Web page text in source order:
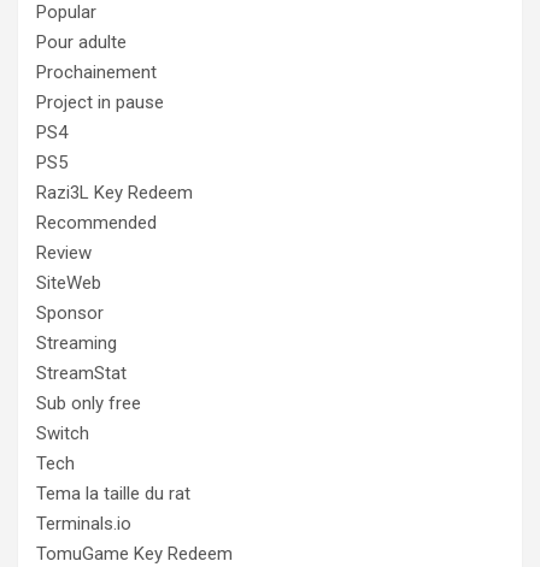
Popular
Pour adulte
Prochainement
Project in pause
PS4
PS5
Razi3L Key Redeem
Recommended
Review
SiteWeb
Sponsor
Streaming
StreamStat
Sub only free
Switch
Tech
Tema la taille du rat
Terminals.io
TomuGame Key Redeem